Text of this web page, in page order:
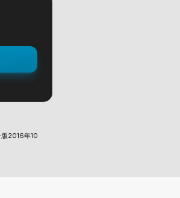
2016年10